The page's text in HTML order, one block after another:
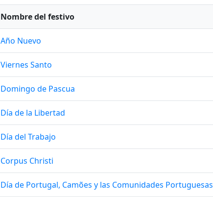
Nombre del festivo
Año Nuevo
Viernes Santo
Domingo de Pascua
Día de la Libertad
Día del Trabajo
Corpus Christi
Día de Portugal, Camões y las Comunidades Portuguesas